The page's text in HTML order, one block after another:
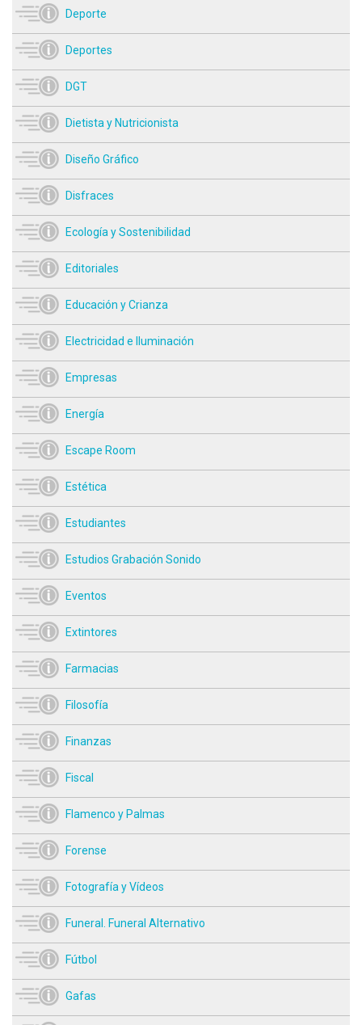
Deporte
Deportes
DGT
Dietista y Nutricionista
Diseño Gráfico
Disfraces
Ecología y Sostenibilidad
Editoriales
Educación y Crianza
Electricidad e Iluminación
Empresas
Energía
Escape Room
Estética
Estudiantes
Estudios Grabación Sonido
Eventos
Extintores
Farmacias
Filosofía
Finanzas
Fiscal
Flamenco y Palmas
Forense
Fotografía y Vídeos
Funeral. Funeral Alternativo
Fútbol
Gafas